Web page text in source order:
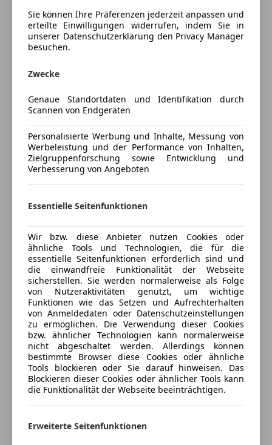
per Mail melden.
Matteo Lorek
m.lorek@bacher.cc
TEL:
Fabian Trenkwalder :
+43 512 264 265-24
f.trenkwalder@bacher.cc
Jebin Johnson:
j.johnson@bacher.cc
Mail:
VerkaufInnsbruck@bacher.cc
Alle Angaben ohne Gewähr. Irrtümer, Änderung, Satz-
und Druckfehler vorbehalten
Preisbewertung
Mehr anzeigen
Versicherung
anpassen
Freischaden-Gutschein ab Stufe 0
Auto einfach online versichern & Rabatt holen
Jetzt berechnen
Verkäufer Händler
Sternebewertung 5 von 5
5 Sterne
Sie können Ihre Präferenzen jederzeit anpassen und
erteilte Einwilligungen widerrufen, indem Sie in
unserer Datenschutzerklärung den Privacy Manager
besuchen.
Zwecke
Genaue Standortdaten und Identifikation durch
Scannen von Endgeräten
Personalisierte Werbung und Inhalte, Messung von
Werbeleistung und der Performance von Inhalten,
Zielgruppenforschung sowie Entwicklung und
Verbesserung von Angeboten
Essentielle Seitenfunktionen
Wir bzw. diese Anbieter nutzen Cookies oder
ähnliche Tools und Technologien, die für die
essentielle Seitenfunktionen erforderlich sind und
die einwandfreie Funktionalität der Webseite
sicherstellen. Sie werden normalerweise als Folge
von Nutzeraktivitäten genutzt, um wichtige
Funktionen wie das Setzen und Aufrechterhalten
von Anmeldedaten oder Datenschutzeinstellungen
zu ermöglichen. Die Verwendung dieser Cookies
bzw. ähnlicher Technologien kann normalerweise
nicht abgeschaltet werden. Allerdings können
bestimmte Browser diese Cookies oder ähnliche
Tools blockieren oder Sie darauf hinweisen. Das
Blockieren dieser Cookies oder ähnlicher Tools kann
die Funktionalität der Webseite beeinträchtigen.
Erweiterte Seitenfunktionen